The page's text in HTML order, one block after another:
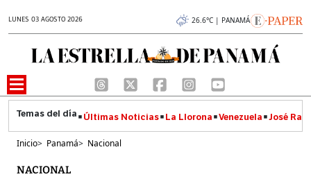
LUNES 03 AGOSTO 2026 26.6°C | PANAMÁ
Últimas Noticias La Llorona Venezuela José
Inicio> Panamá> Nacional
NACIONAL